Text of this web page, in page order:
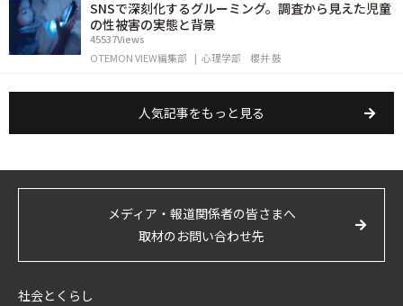
SNSで深刻化するグルーミング。調査から見えた児童
の性被害の実態と背景
45537Views
OTEMON VIEW編集部
心理学部 櫻井 鼓
人気記事をもっと見る
メディア・報道関係者の皆さまへ
取材のお問い合わせ先
社会とくらし